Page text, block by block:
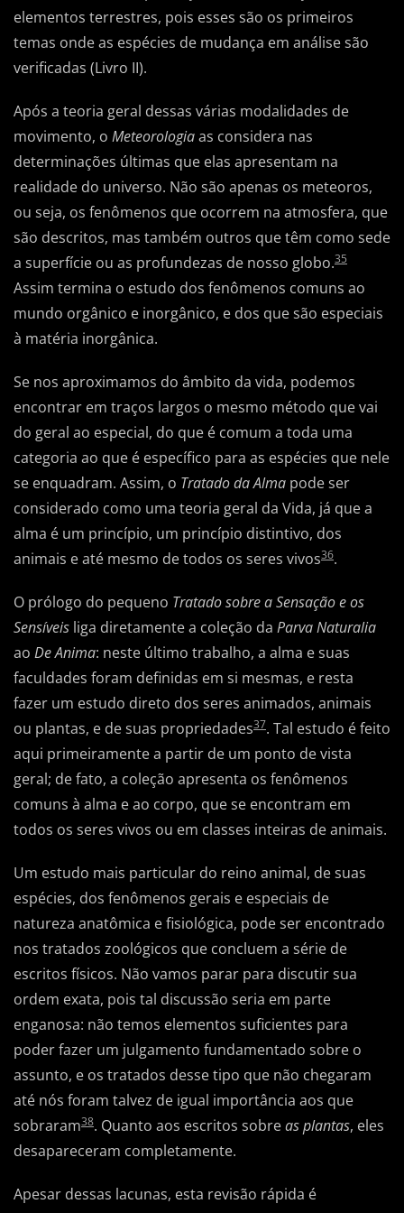
elementos terrestres, pois esses são os primeiros
temas onde as espécies de mudança em análise são
verificadas (Livro II).
Após a teoria geral dessas várias modalidades de
movimento, o Meteorologiaas considera nas
determinações últimas que elas apresentam na
realidade do universo. Não são apenas os meteoros,
ou seja, os fenômenos que ocorrem na atmosfera, que
são descritos, mas também outros que têm como sede
a superfície ou as profundezas de nosso globo.35
Assim termina o estudo dos fenômenos comuns ao
mundo orgânico e inorgânico, e dos que são especiais
à matéria inorgânica.
Se nos aproximamos do âmbito da vida, podemos
encontrar em traços largos o mesmo método que vai
do geral ao especial, do que é comum a toda uma
categoria ao que é específico para as espécies que nele
se enquadram. Assim, o Tratado da Alma pode ser
considerado como uma teoria geral da Vida, já que a
alma é um princípio, um princípio distintivo, dos
animais e até mesmo de todos os seres vivos36.
O prólogo do pequeno Tratado sobre a Sensação e os
Sensíveis liga diretamente a coleção da Parva Naturalia
ao De Anima: neste último trabalho, a alma e suas
faculdades foram definidas em si mesmas, e resta
fazer um estudo direto dos seres animados, animais
ou plantas, e de suas propriedades37. Tal estudo é feito
aqui primeiramente a partir de um ponto de vista
geral; de fato, a coleção apresenta os fenômenos
comuns à alma e ao corpo, que se encontram em
todos os seres vivos ou em classes inteiras de animais.
Um estudo mais particular do reino animal, de suas
espécies, dos fenômenos gerais e especiais de
natureza anatômica e fisiológica, pode ser encontrado
nos tratados zoológicos que concluem a série de
escritos físicos. Não vamos parar para discutir sua
ordem exata, pois tal discussão seria em parte
enganosa: não temos elementos suficientes para
poder fazer um julgamento fundamentado sobre o
assunto, e os tratados desse tipo que não chegaram
até nós foram talvez de igual importância aos que
sobraram38. Quanto aos escritos sobreas plantas, eles
desapareceram completamente.
Apesar dessas lacunas, esta revisão rápida é